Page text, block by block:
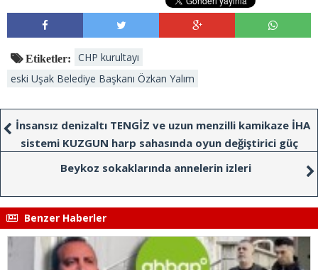
Etiketler:
CHP kurultayı
eski Uşak Belediye Başkanı Özkan Yalım
İnsansız denizaltı TENGİZ ve uzun menzilli kamikaze İHA
sistemi KUZGUN harp sahasında oyun değiştirici güç
Beykoz sokaklarında annelerin izleri
Benzer Haberler